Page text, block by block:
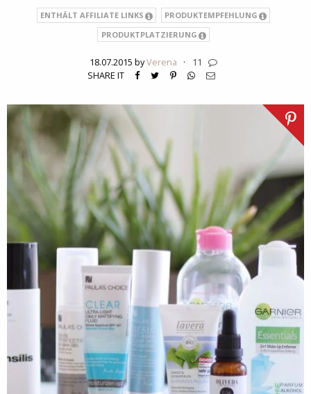
ENTHÄLT AFFILIATE LINKS
PRODUKTEMPFEHLUNG
PRODUKTPLATZIERUNG
18.07.2015 byVerena ·
11
SHARE IT